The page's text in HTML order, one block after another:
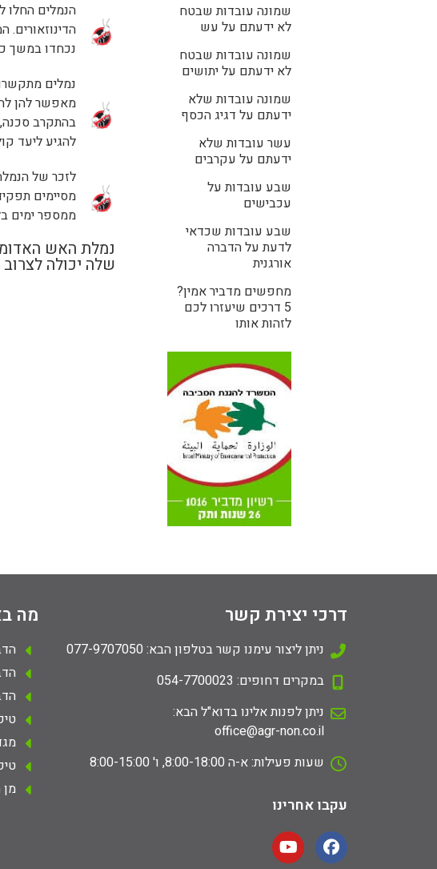
שמונה עובדות שבטח
לא ידעתם על עש
שמונה עובדות שבטח
לא ידעתם על יתושים
שמונה עובדות שלא
ידעתם על דגיג הכסף
עשר עובדות שלא
ידעתם על עקרבים
שבע עובדות על
עכבישים
שבע עובדות שכדאי
לדעת על הדברה
אורגנית
מחפשים מדביר אמין?
5 דרכים שיעזרו לכם
לזהות אותו
הנמלים החלו
הדינוזאורים.
נכחדו במשך כ-120 מיליון
נמלים
מאפשר להן
בהתקרב סכנה,
להגיע ליעד
לזכר של
מסיימים
ממספר ימים
נמלת האש
שלה יכולה
דרכי יצירת קשר
ניתן ליצור עימנו קשר בטלפון הבא: 077-9707050
במקרים דחופים: 054-7700023
ניתן לפנות אלינו בדוא"ל הבא:
office@agr-non.co.il
שעות פעילות: א-ה 8:00-18:00, ו' 8:00-15:00
עקבו אחרינו
מה